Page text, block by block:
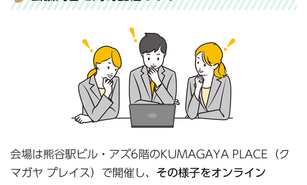
会場は熊谷駅ビル・アズ6階のKUMAGAYA PLACE（ク
マガヤ プレイス）で開催し、 その様子をオンライン